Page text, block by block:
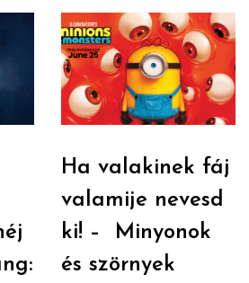
Ha valakinek fáj
valamije nevesd
ki! – Minyonok
és szörnyek